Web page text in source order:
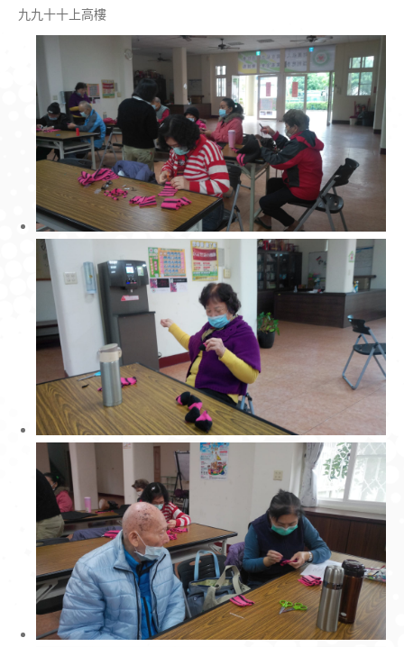
九九十十上高樓